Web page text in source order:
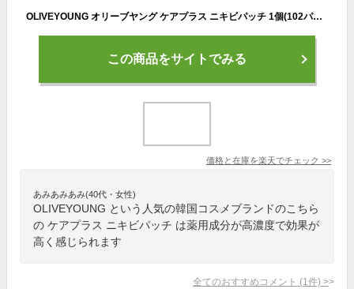
OLIVEYOUNG オリーブヤング ケアプラス ニキビパッチ 1個(102パッチ) Care Plus Spot Patch スポットパッチ 傷カバー 傷跡 にきび にきびケア スポットケア 毛穴ケア スキンケア 韓国コスメ
この商品をサイトでみる
価格と在庫を楽天でチェック >>
あみあみあみ(40代・女性)
OLIVEYOUNG という人気の韓国コスメブランドのこちら
の ケアプラス ニキビパッチ は薬用成分が高濃度で効果が
高く感じられます
全てのおすすめコメント (1 件) >